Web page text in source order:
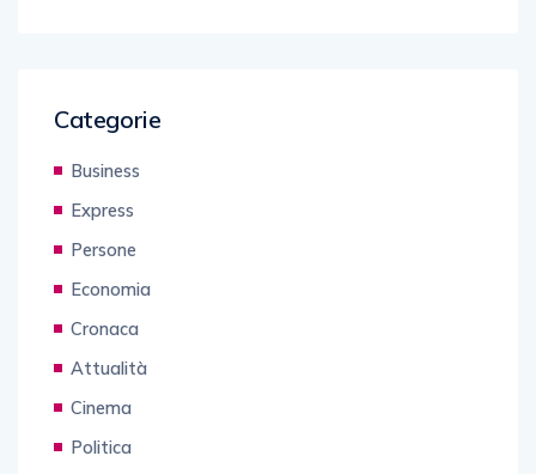
Categorie
Business
Express
Persone
Economia
Cronaca
Attualità
Cinema
Politica